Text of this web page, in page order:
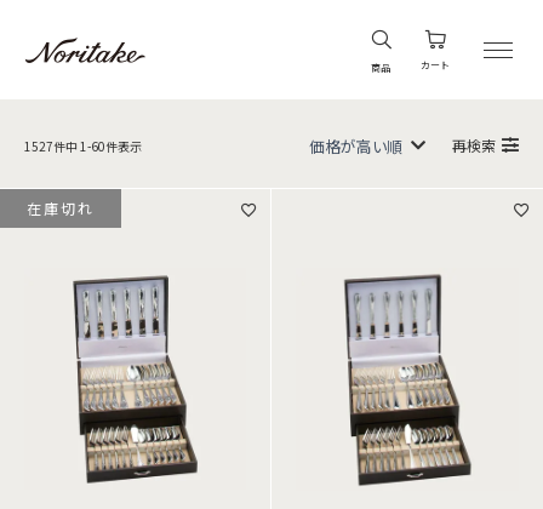
商品 カート
1527件中 1 -60件表示 再検索
在庫切れ